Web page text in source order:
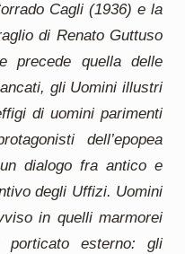
Cagli (1936) e la
di Renato Guttuso
precede quella delle
gli Uomini illustri
di uomini parimenti
dell’epopea
dialogo fra antico e
degli Uffizi. Uomini
in quelli marmorei
porticato esterno: gli